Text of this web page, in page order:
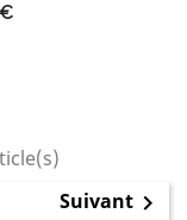
Suivant 